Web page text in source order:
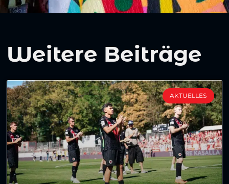
Weitere Beiträge
AKTUELLES